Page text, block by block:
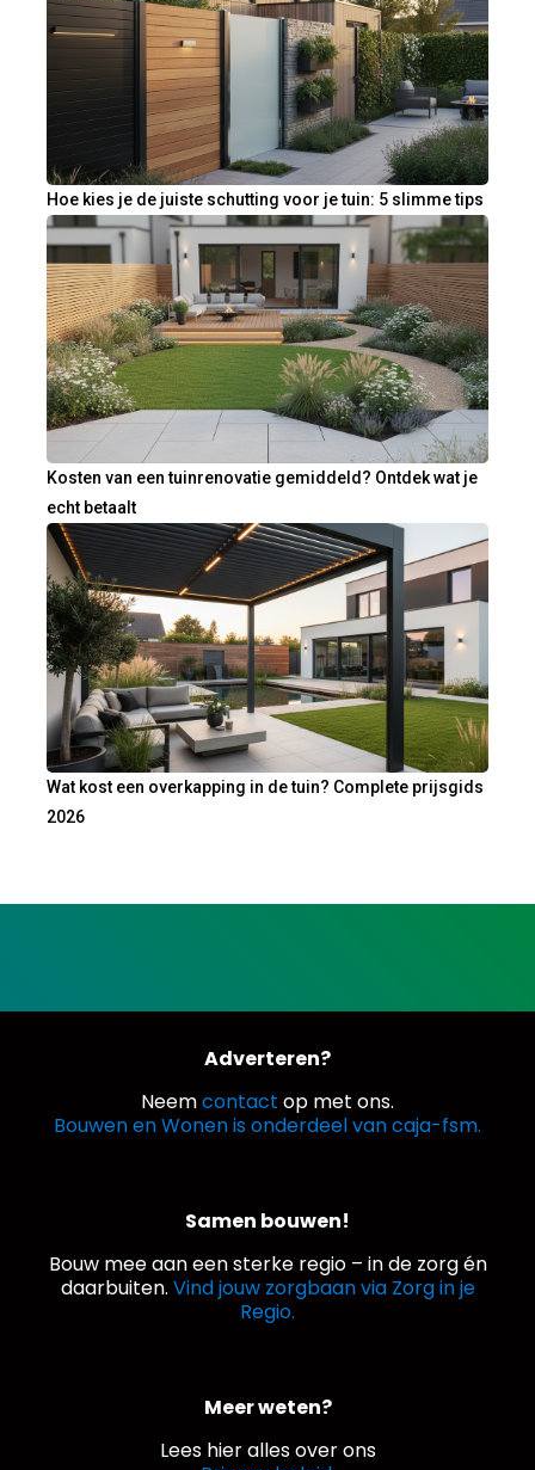
Hoe kies je de juiste schutting voor je tuin: 5 slimme tips
Kosten van een tuinrenovatie gemiddeld? Ontdek wat je
echt betaalt
Wat kost een overkapping in de tuin? Complete prijsgids
2026
Adverteren?
Neemcontact op met ons.
Bouwen en Wonen is onderdeel van caja-fsm.
Samen bouwen!
Bouw mee aan een sterke regio – in de zorg én
daarbuiten. Vind jouw zorgbaan via Zorg in je
Regio.
Meer weten?
Lees hier alles over ons